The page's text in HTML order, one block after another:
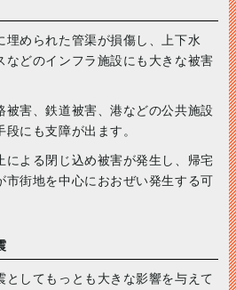
埋められた管渠が損傷し、上下水
などのインフラ施設にも大きな被害
被害、鉄道被害、港などの公共施設
にも支障が出ます。
による閉じ込め被害が発生し、帰宅
市街地を中心におおぜい発生する可
としてもっとも大きな影響を与えて